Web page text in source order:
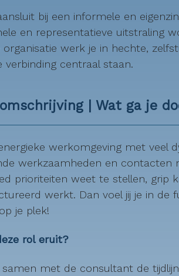
bij een informele en
en representatieve uitstraling
organisatie werk je in hechte,
verbinding centraal staan.
| Wat ga je
werkomgeving met veel
werkzaamheden en contacten
prioriteiten weet te stellen, grip
werkt. Dan voel jij je in de
je plek!
rol eruit?
met de consultant de